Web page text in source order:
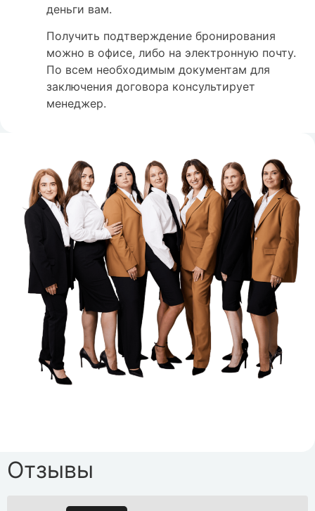
деньги вам.
Получить подтверждение бронирования
можно в офисе, либо на электронную почту.
По всем необходимым документам для
заключения договора консультирует
менеджер.
Отзывы